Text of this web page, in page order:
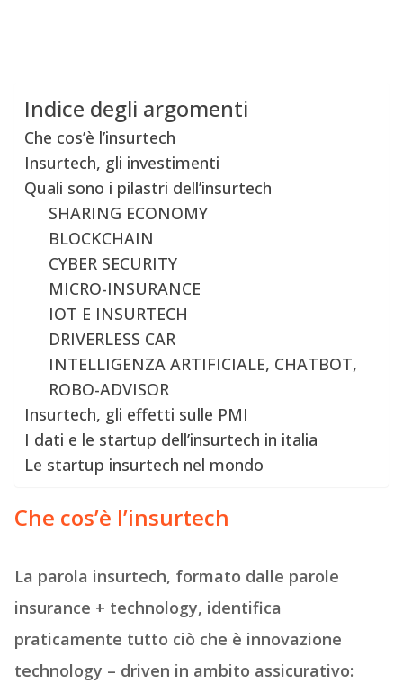
Indice degli argomenti
Che cos’è l’insurtech
Insurtech, gli investimenti
Quali sono i pilastri dell’insurtech
SHARING ECONOMY
BLOCKCHAIN
CYBER SECURITY
MICRO-INSURANCE
IOT E INSURTECH
DRIVERLESS CAR
INTELLIGENZA ARTIFICIALE, CHATBOT,
ROBO-ADVISOR
Insurtech, gli effetti sulle PMI
I dati e le startup dell’insurtech in italia
Le startup insurtech nel mondo
Che cos’è l’insurtech
La parola insurtech, formato dalle parole
insurance + technology, identifica
praticamente tutto ciò che è innovazione
technology – driven in ambito assicurativo: